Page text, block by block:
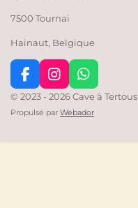
7500 Tournai
Hainaut, Belgique
F
a
e
I
n
t
W
h
t
© 2023 - 2026 Cave à Tertous
Propulsé par Webador